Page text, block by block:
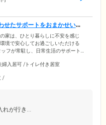
せたサポートをおまかせいた
家は、ひとり暮らしに不安を感じ
境で安心してお過ごしいただける
フが常駐し、日常生活のサポート
な睡眠を見守ります。さらに介護
しご入居後に介護が必要になって
婦入居可 /トイレ付き居室
/
が行き...